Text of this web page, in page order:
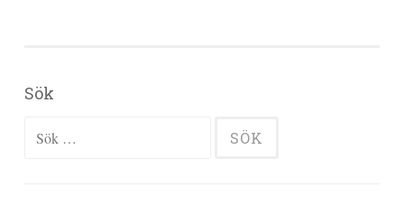
Sök
Sök efter: